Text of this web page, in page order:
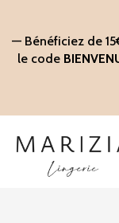
contenu
— Bénéficiez de
le code